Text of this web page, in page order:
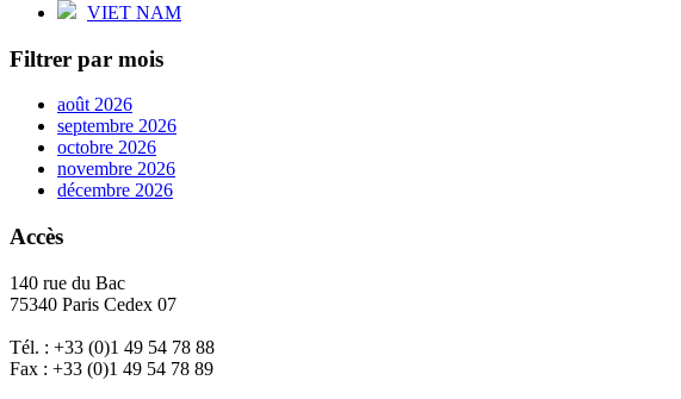
VIET NAM
Filtrer par mois
août 2026
septembre 2026
octobre 2026
novembre 2026
décembre 2026
Accès
140 rue du Bac
75340 Paris Cedex 07
Tél. : +33 (0)1 49 54 78 88
Fax : +33 (0)1 49 54 78 89